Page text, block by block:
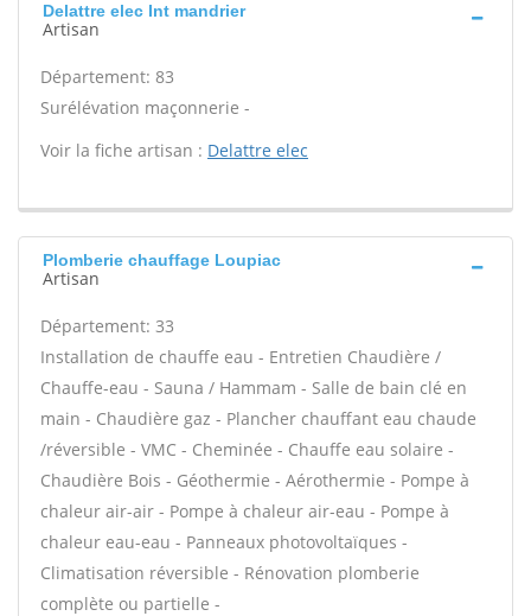
Delattre elec Int mandrier
Artisan
Département: 83
Surélévation maçonnerie -
Voir la fiche artisan : Delattre elec
Plomberie chauffage Loupiac
Artisan
Département: 33
Installation de chauffe eau - Entretien Chaudière /
Chauffe-eau - Sauna / Hammam - Salle de bain clé en
main - Chaudière gaz - Plancher chauffant eau chaude
/réversible - VMC - Cheminée - Chauffe eau solaire -
Chaudière Bois - Géothermie - Aérothermie - Pompe à
chaleur air-air - Pompe à chaleur air-eau - Pompe à
chaleur eau-eau - Panneaux photovoltaïques -
Climatisation réversible - Rénovation plomberie
complète ou partielle -